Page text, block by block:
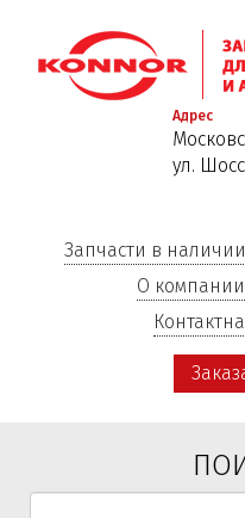
Адрес
ул.
Запчасти в наличии
О компании